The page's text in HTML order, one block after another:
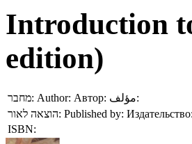
Introduction
edition)
מחבר: Author: Автор: مؤلف:
הוצאה לאור: Published by: Издательство:
ISBN: